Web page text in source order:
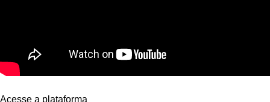
Acesse a plataforma